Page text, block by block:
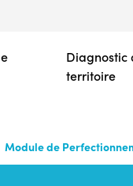
Diagnostic
territoire
Module de